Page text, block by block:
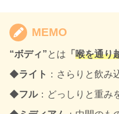
MEMO
“ボディ”とは 「 喉を通り
◆ライト ：さらりと飲み
◆フル：どっしりと重み